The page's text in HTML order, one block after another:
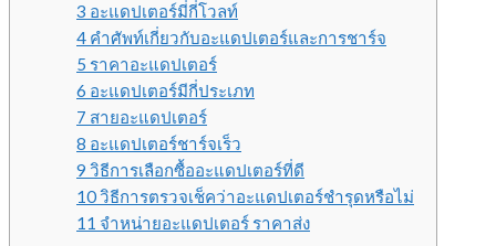
3 อะแดปเตอร์มี่กี่โวลท์
4 คำศัพท์เกี่ยวกับอะแดปเตอร์และการชาร์จ
5 ราคาอะแดปเตอร์
6 อะแดปเตอร์มีกี่ประเภท
7 สายอะแดปเตอร์
8 อะแดปเตอร์ชาร์จเร็ว
9 วิธีการเลือกซื้ออะแดปเตอร์ที่ดี
10 วิธีการตรวจเช็คว่าอะแดปเตอร์ชำรุดหรือไม่
11 จำหน่ายอะแดปเตอร์ ราคาส่ง